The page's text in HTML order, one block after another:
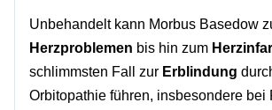
Unbehandelt kann Morbus Basedow
Herzproblemen bis hin zum
schlimmsten Fall zur Erblindung
Orbitopathie führen, insbesondere bei